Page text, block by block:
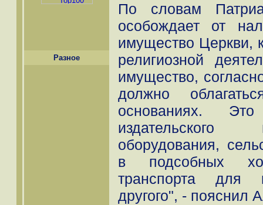
Разное
По словам
особождает от
имущество Церкви,
религиозной
имущество,
должно
основаниях.
издательского
оборудования,
в подсобных
транспорта для
другого", - пояснил